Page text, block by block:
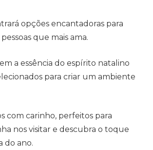
opções encantadoras para
que mais ama.
a essência do espírito natalino
para criar um ambiente
com carinho, perfeitos para
nos visitar e descubra o toque
do ano.